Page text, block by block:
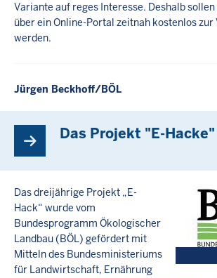
Variante auf reges Interesse. Deshalb
über ein Online-Portal zeitnah kostenlos
werden.
Jürgen Beckhoff/BÖL
Das Projekt "E-Hacke"
Das dreijährige Projekt „E-
Hack“ wurde vom
Bundesprogramm Ökologischer
Landbau (BÖL) gefördert mit
Mitteln des Bundesministeriums
für Landwirtschaft, Ernährung